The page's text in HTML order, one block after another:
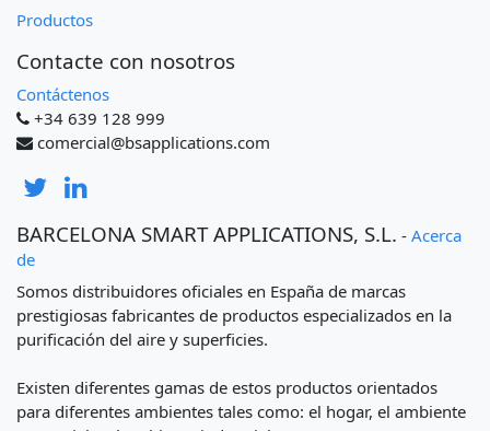
Productos
Contacte con nosotros
Contáctenos
+34 639 128 999
comercial@bsapplications.com
BARCELONA SMART APPLICATIONS, S.L. - Acerca
de
Somos distribuidores oficiales en España de marcas
prestigiosas fabricantes de productos especializados en la
purificación del aire y superficies.
Existen diferentes gamas de estos productos orientados
para diferentes ambientes tales como: el hogar, el ambiente